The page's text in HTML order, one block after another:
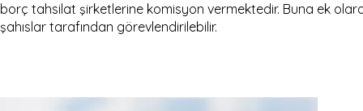
borç tahsilat şirketlerine komisyon vermektedir. Buna ek
şahıslar tarafından görevlendirilebilir.